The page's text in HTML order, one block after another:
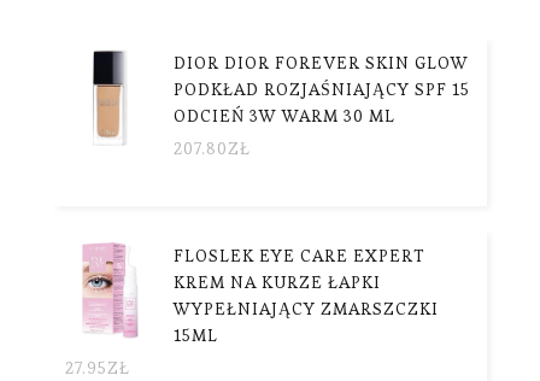
DIOR DIOR FOREVER SKIN GLOW
PODKŁAD ROZJAŚNIAJĄCY SPF 15
ODCIEŃ 3W WARM 30 ML
207.80ZŁ
FLOSLEK EYE CARE EXPERT
KREM NA KURZE ŁAPKI
WYPEŁNIAJĄCY ZMARSZCZKI
15ML
27.95ZŁ